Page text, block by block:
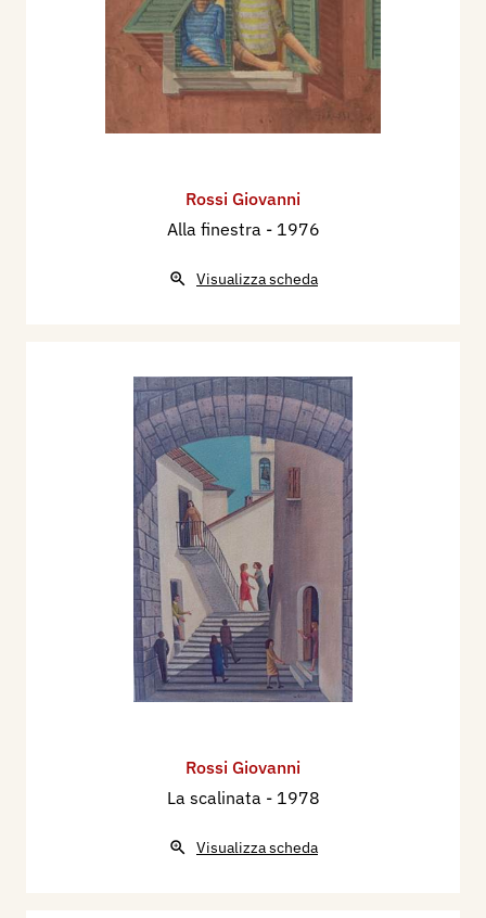
Rossi Giovanni
Alla finestra - 1976
Visualizza scheda
Rossi Giovanni
La scalinata - 1978
Visualizza scheda